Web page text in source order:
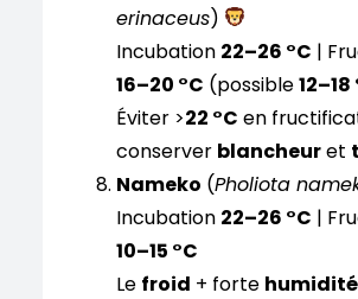
erinaceus)
Incubation 22–26 °C |
16–20 °C (possible12–18
Éviter >22 °C en
conserver blancheuret
Nameko (Pholiota
Incubation 22–26 °C |
10–15 °C
Le froid + forte humidité